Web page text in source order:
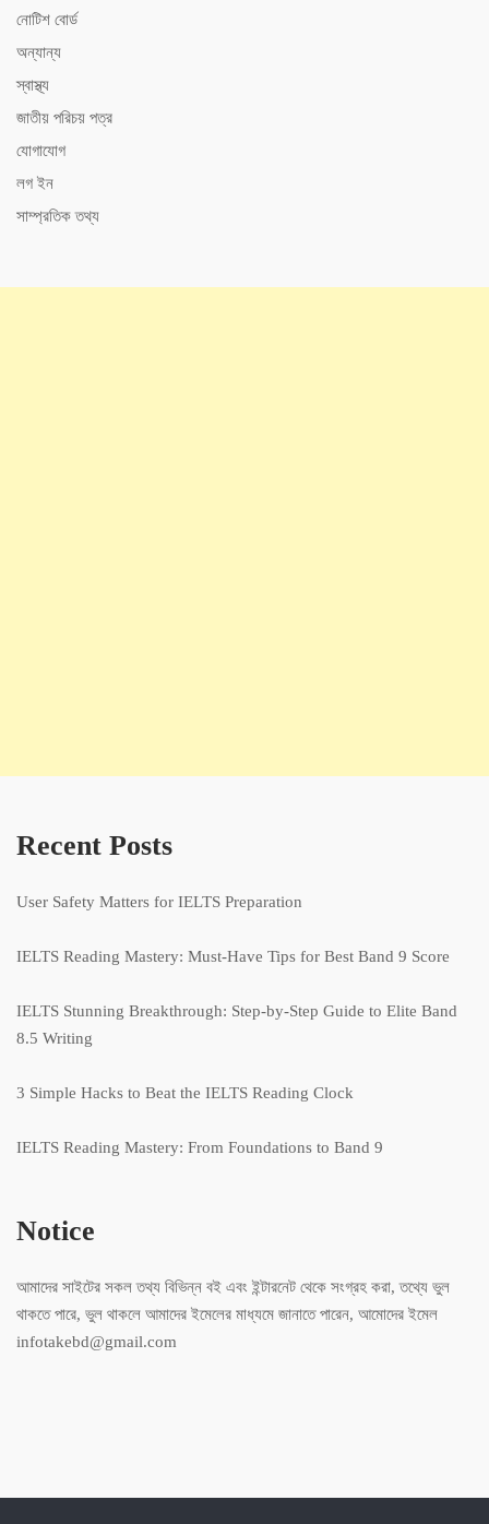
নোটিশ বোর্ড
অন্যান্য
স্বাস্থ্য
জাতীয় পরিচয় পত্র
যোগাযোগ
লগ ইন
সাম্প্রতিক তথ্য
Recent Posts
User Safety Matters for IELTS Preparation
IELTS Reading Mastery: Must-Have Tips for Best Band 9 Score
IELTS Stunning Breakthrough: Step-by-Step Guide to Elite Band
8.5 Writing
3 Simple Hacks to Beat the IELTS Reading Clock
IELTS Reading Mastery: From Foundations to Band 9
Notice
আমাদের সাইটের সকল তথ্য বিভিন্ন বই এবং ইন্টারনেট থেকে সংগ্রহ করা, তথ্যে ভুল
থাকতে পারে, ভুল থাকলে আমাদের ইমেলের মাধ্যমে জানাতে পারেন, আমোদের ইমেল
infotakebd@gmail.com